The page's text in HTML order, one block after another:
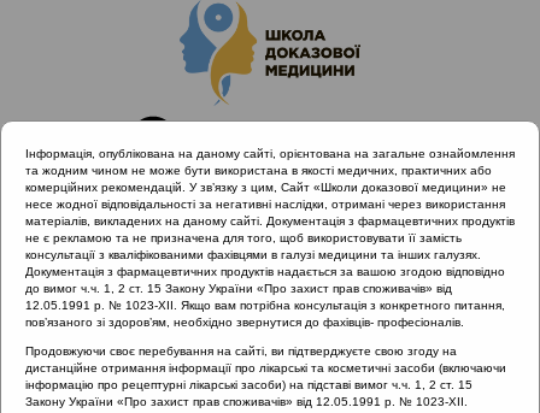
Головна
Матеріали за МКХ-11
12 Хвороби органів дихання
Взаємозв'язок захворювань лор-органів з патологією інших
систем. Частина друга.
Інформація, опублікована на даному сайті, орієнтована на загальне ознайомлення
та жодним чином не може бути використана в якості медичних, практичних або
комерційних рекомендацій. У зв’язку з цим, Сайт «Школи доказової медицини» не
несе жодної відповідальності за негативні наслідки, отримані через використання
матеріалів, викладених на даному сайті. Документація з фармацевтичних продуктів
не є рекламою та не призначена для того, щоб використовувати її замість
консультації з кваліфікованими фахівцями в галузі медицини та інших галузях.
Документація з фармацевтичних продуктів надається за вашою згодою відповідно
до вимог ч.ч. 1, 2 ст. 15 Закону України «Про захист прав споживачів» від
12.05.1991 р. № 1023-XII. Якщо вам потрібна консультація з конкретного питання,
пов’язаного зі здоров’ям, необхідно звернутися до фахівців- професіоналів.
Продовжуючи своє перебування на сайті, ви підтверджуєте свою згоду на
дистанційне отримання інформації про лікарські та косметичні засоби (включаючи
інформацію про рецептурні лікарські засоби) на підставі вимог ч.ч. 1, 2 ст. 15
Закону України «Про захист прав споживачів» від 12.05.1991 р. № 1023-XII.